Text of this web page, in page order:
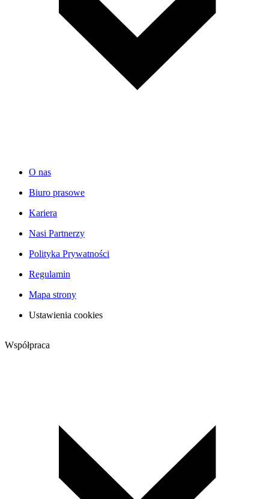
O nas
Biuro prasowe
Kariera
Nasi Partnerzy
Polityka Prywatności
Regulamin
Mapa strony
Ustawienia cookies
Współpraca